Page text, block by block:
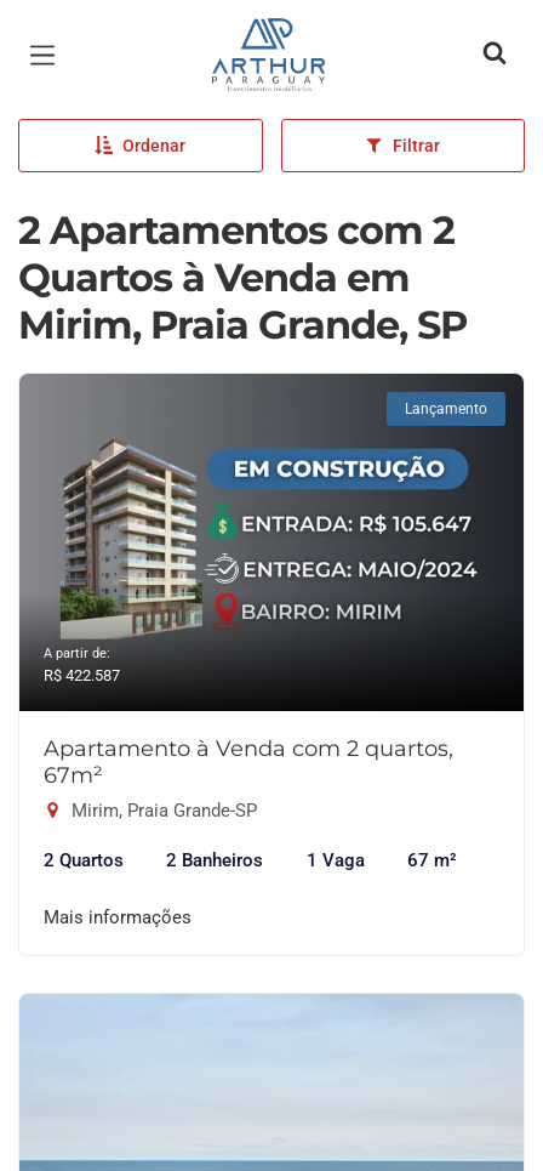
Página inicial
Ordenar Filtrar
2 Apartamentos com 2
Quartos à Venda em
Mirim, Praia Grande, SP
Lançamento
A partir de:
R$ 422.587
Apartamento à Venda com 2 quartos,
67m²
Mirim, Praia Grande-SP
2 Quartos 2 Banheiros 1 Vaga 67 m²
Mais informações